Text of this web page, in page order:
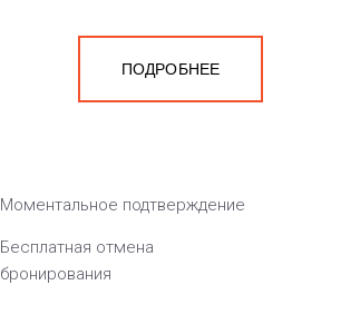
ПОДРОБНЕЕ
Моментальное подтверждение
Бесплатная отмена
бронирования